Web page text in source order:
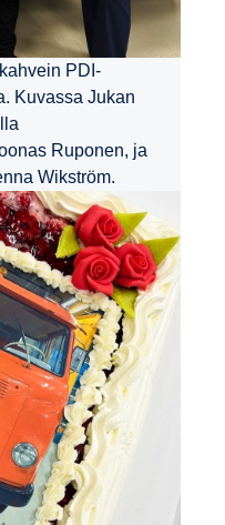
PDI-
Kuvassa Jukan
Ruponen, ja
Wikström.